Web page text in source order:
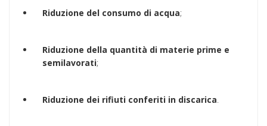
Riduzione del consumo di acqua;
Riduzione della quantità di materie prime e
semilavorati;
Riduzione dei rifiuti conferiti in discarica.